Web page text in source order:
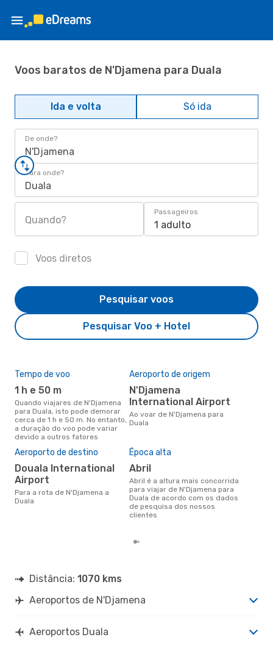
Voos baratos de N'Djamena para Duala
Ida e volta Só ida
De onde?
N'Djamena
Para onde?
Duala
Quando?
Passageiros
1 adulto
Voos diretos
Pesquisar Voo + Hotel
Pesquisar voos
Tempo de voo
1 h e 50 m
Quando viajares de N'Djamena
para Duala, isto pode demorar
cerca de 1 h e 50 m. No entanto,
a duração do voo pode variar
devido a outros fatores
Aeroporto de origem
N'Djamena
International Airport
Ao voar de N'Djamena para
Duala
Aeroporto de destino
Douala International
Airport
Para a rota de N'Djamena a
Duala
Época alta
abril
abril é a altura mais concorrida
para viajar de N'Djamena para
Duala de acordo com os dados
de pesquisa dos nossos
clientes
Distância: 1070 kms
Aeroportos de N'Djamena
Aeroportos Duala